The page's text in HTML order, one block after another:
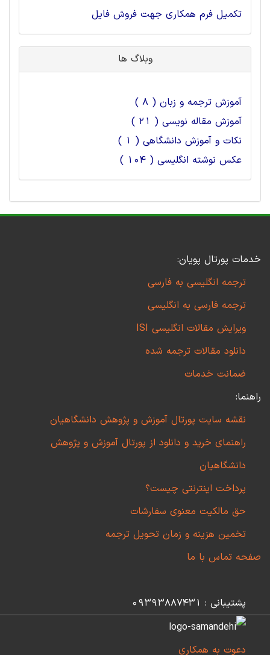
تکمیل فرم همکاری جهت فروش فایل
وبلاگ ها
آموزش ترجمه و زبان ( 8 )
آموزش مقاله نویسی ( 21 )
نکات و آموزش دانشگاهی ( 1 )
عکس نوشته انگلیسی ( 104 )
خدمات پورتال پویان:
ترجمه انگلیسی به فارسی
ترجمه فارسی به انگلیسی
ویرایش مقالات انگلیسی ISI
دانلود مقالات ترجمه شده
ضمانت خدمات
راهنما:
نقشه سایت پورتال آموزش و پژوهش دانشگاهیان
راهنمای خرید و دانلود از پورتال آموزش و پژوهش
دانشگاهیان
پرداخت اینترنتی چیست؟
حق مالکیت معنوی سفارشات
تخمین هزینه و زمان تحویل ترجمه
صفحه تماس با ما
پشتیبانی : 09393887431
دعوت به همکاری